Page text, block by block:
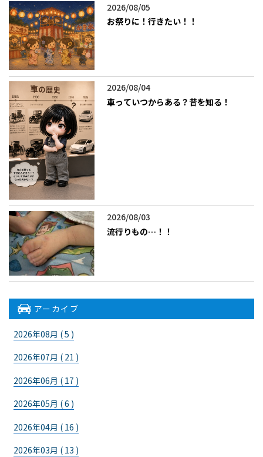
2026/08/05
お祭りに！行きたい！！
2026/08/04
車っていつからある？昔を知る！
2026/08/03
流行りもの…！！
アーカイブ
2026年08月 ( 5 )
2026年07月 ( 21 )
2026年06月 ( 17 )
2026年05月 ( 6 )
2026年04月 ( 16 )
2026年03月 ( 13 )